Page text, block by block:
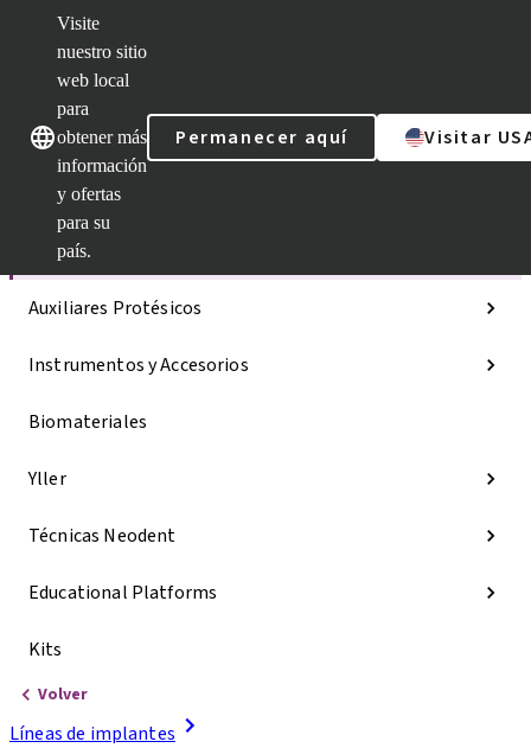
Visite
nuestro sitio
web local
para
obtener más
información
y ofertas
para su
país.
Permanecer aquí Visitar
Categorías
Líneas de implantes
Auxiliares Protésicos
Instrumentos y Accesorios
Biomateriales
Yller
Técnicas Neodent
Educational Platforms
Kits
Volver
Líneas de implantes